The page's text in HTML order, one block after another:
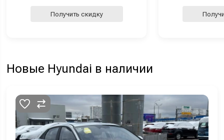
Получить скидку
Новые Hyundai в наличии